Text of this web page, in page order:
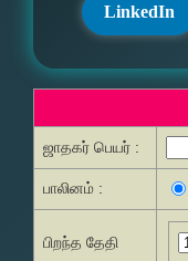
LinkedIn
ஜாதகர் பெயர் :
பாலினம் :
பிறந்த தேதி